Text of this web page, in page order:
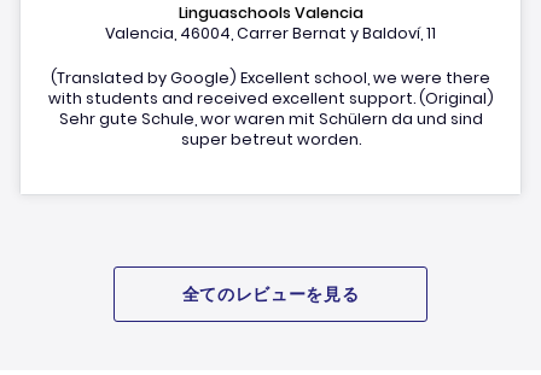
Linguaschools Valencia
Valencia, 46004, Carrer Bernat y Baldoví, 11
(Translated by Google) Excellent school, we were there
with students and received excellent support. (Original)
Sehr gute Schule, wor waren mit Schülern da und sind
super betreut worden.
全てのレビューを見る